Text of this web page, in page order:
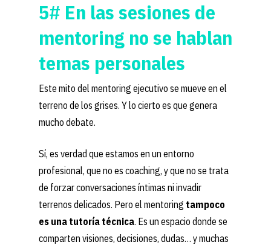
5# En las sesiones de
mentoring no se hablan
temas personales
Este mito del mentoring ejecutivo se mueve en el
terreno de los grises. Y lo cierto es que genera
mucho debate.
Sí, es verdad que estamos en un entorno
profesional, que no es coaching, y que no se trata
de forzar conversaciones íntimas ni invadir
terrenos delicados. Pero el mentoring tampoco
es una tutoría técnica. Es un espacio donde se
comparten visiones, decisiones, dudas… y muchas
Home
Conócenos
Consultoria &
Liderazgo
Profesional
Cultura
Organizacional
Mentoring
Empresarial
Clientes
Contacto
BeUp S.L.
C/ Gustavo Fernández
loft 2 A